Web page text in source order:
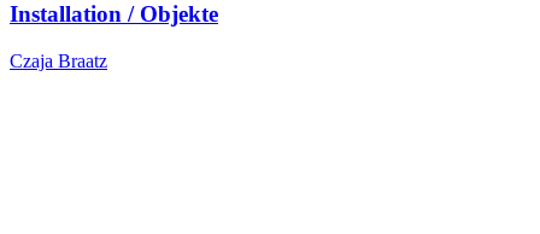
Installation / Objekte
Czaja Braatz